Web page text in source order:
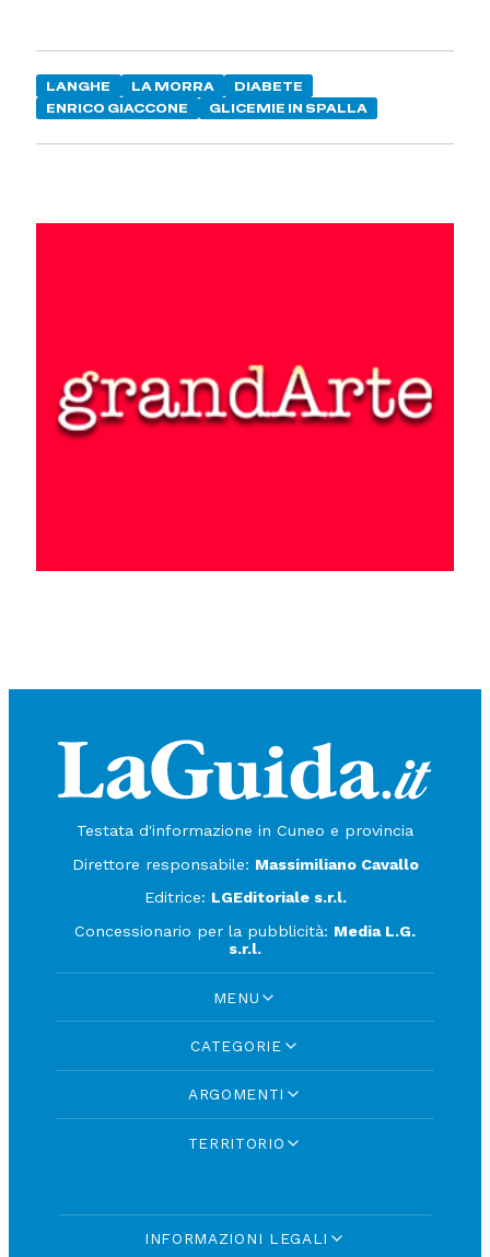
LANGHE LA MORRA
DIABETE
ENRICO GIACCONE
GLICEMIE IN SPALLA
Testata d'informazione in Cuneo e provincia
Direttore responsabile: Massimiliano Cavallo
Editrice: LGEditoriale s.r.l.
Concessionario per la pubblicità: Media L.G.
s.r.l.
MENU
CATEGORIE
ARGOMENTI
TERRITORIO
INFORMAZIONI LEGALI